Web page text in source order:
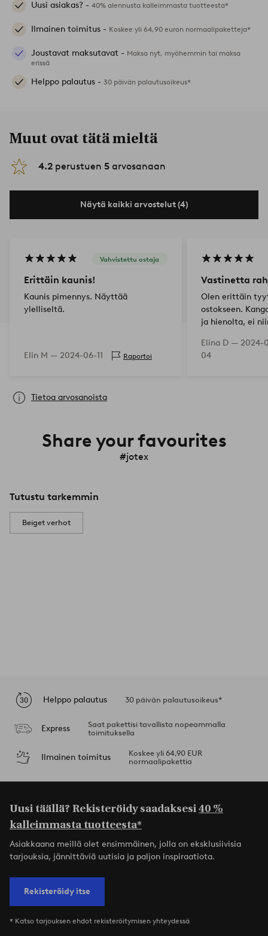
Uusi asiakas? - 40% alennusta kalleimmasta tuotteesta*
Ilmainen toimitus - Koskee yli 64,90 euron normaalipaketteja*
Joustavat maksutavat - Maksa nyt, myöhemmin tai maksa
erissä
Helppo palautus - 30 päivän palautusoikeus*
Muut ovat tätä mieltä
4.2 perustuen 5 arvosanaan
Näytä kaikki arvostelut (4)
Vahvistettu ostaja
Erittäin kaunis!
Kaunis pimennys. Näyttää
ylelliseltä.
Elin M — 2024-06-11 Raportoi
Vastinetta
Olen erittäin
ostokseen.
ja hienolta, ei
Kauniisti
pimentää hyvin.
Elina D — 2024-
04
Tietoa arvosanoista
Share your favourites
#jotex
Tutustu tarkemmin
Beiget verhot
Helppo palautus 30 päivän palautusoikeus*
Express
Saat pakettisi tavallista nopeammalla
toimituksella
Ilmainen toimitus
Koskee yli 64,90 EUR
normaalipakettia
Uusi täällä? Rekisteröidy saadaksesi40 %
kalleimmasta tuotteesta*
Asiakkaana meillä olet ensimmäinen, jolla on eksklusiivisia
tarjouksia, jännittäviä uutisia ja paljon inspiraatiota.
Rekisteröidy itse
* Katso tarjouksen ehdot rekisteröitymisen yhteydessä